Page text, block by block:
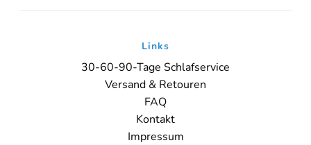
Sie sehen gerade einen Platzhalterinhalt vonBooking-Time
auf den eigentlichen Inhalt zuzugreifen, klicken Sie auf den Button
unten. Bitte beachten Sie, dass dabei Daten an Drittanbieter
weitergegeben werden.
Inhalt entsperren
Links
30-60-90-Tage Schlafservice
Versand & Retouren
FAQ
Kontakt
Impressum